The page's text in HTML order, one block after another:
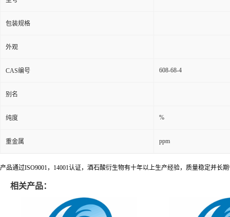
包装规格
外观
CAS编号 608-68-4
别名
纯度 %
重金属 ppm
产品通过ISO9001，14001认证，酒石酸衍生物有十年以上生产经验，质量稳定并长
相关产品：